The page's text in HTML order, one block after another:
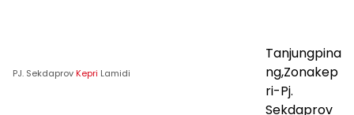
PJ. SekdaprovKepri Lamidi
Tanjungpina
ng,Zonakep
ri-Pj.
Sekdaprov